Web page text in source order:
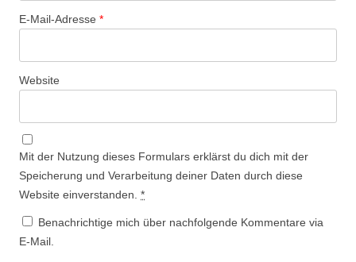
E-Mail-Adresse *
Website
Mit der Nutzung dieses Formulars erklärst du dich mit der
Speicherung und Verarbeitung deiner Daten durch diese
Website einverstanden. *
Benachrichtige mich über nachfolgende Kommentare via
E-Mail.